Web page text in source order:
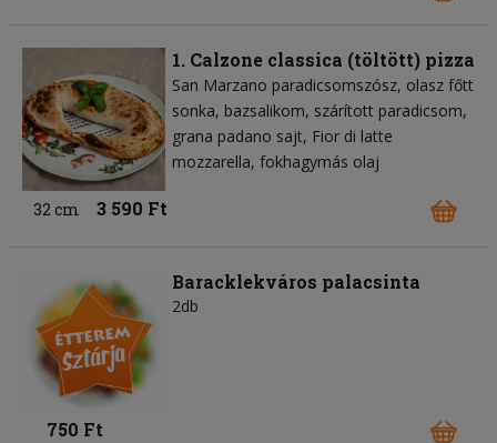
1. Calzone classica (töltött) pizza
San Marzano paradicsomszósz olasz főtt
sonka bazsalikom szárított paradicsom
grana padano sajt Fior di latte
mozzarella fokhagymás olaj
32 cm 3 590 Ft
Baracklekváros palacsinta
2db
750 Ft